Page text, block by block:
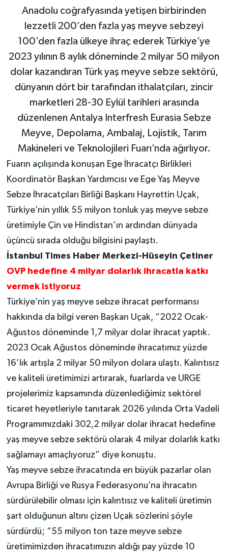
Anadolu coğrafyasında yetişen birbirinden
lezzetli 200’den fazla yaş meyve sebzeyi
100’den fazla ülkeye ihraç ederek Türkiye’ye
2023 yılının 8 aylık döneminde 2 milyar 50 milyon
dolar kazandıran Türk yaş meyve sebze sektörü,
dünyanın dört bir tarafından ithalatçıları, zincir
marketleri 28-30 Eylül tarihleri arasında
düzenlenen Antalya Interfresh Eurasia Sebze
Meyve, Depolama, Ambalaj, Lojistik, Tarım
Makineleri ve Teknolojileri Fuarı’nda ağırlıyor.
Fuarın açılışında konuşan Ege İhracatçı Birlikleri
Koordinatör Başkan Yardımcısı ve Ege Yaş Meyve
Sebze İhracatçıları Birliği Başkanı Hayrettin Uçak,
Türkiye’nin yıllık 55 milyon tonluk yaş meyve sebze
üretimiyle Çin ve Hindistan’ın ardından dünyada
üçüncü sırada olduğu bilgisini paylaştı.
İstanbul Times Haber Merkezi-Hüseyin Çetiner
OVP hedefine 4 milyar dolarlık ihracatla katkı
vermek istiyoruz
Türkiye’nin yaş meyve sebze ihracat performansı
hakkında da bilgi veren Başkan Uçak, “2022 Ocak-
Ağustos döneminde 1,7 milyar dolar ihracat yaptık.
2023 Ocak Ağustos döneminde ihracatımız yüzde
16’lık artışla 2 milyar 50 milyon dolara ulaştı. Kalıntısız
ve kaliteli üretimimizi artırarak, fuarlarda ve URGE
projelerimiz kapsamında düzenlediğimiz sektörel
ticaret heyetleriyle tanıtarak 2026 yılında Orta Vadeli
Programımızdaki 302,2 milyar dolar ihracat hedefine
yaş meyve sebze sektörü olarak 4 milyar dolarlık katkı
sağlamayı amaçlıyoruz” diye konuştu.
Yaş meyve sebze ihracatında en büyük pazarlar olan
Avrupa Birliği ve Rusya Federasyonu’na ihracatın
sürdürülebilir olması için kalıntısız ve kaliteli üretimin
şart olduğunun altını çizen Uçak sözlerini şöyle
sürdürdü; “55 milyon ton taze meyve sebze
üretimimizden ihracatımızın aldığı pay yüzde 10